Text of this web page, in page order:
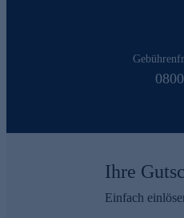
Ihre
Einfach